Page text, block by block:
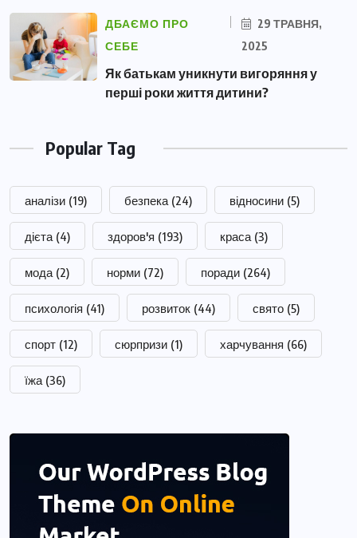
ДБАЄМО ПРО
СЕБЕ
29 ТРАВНЯ,
2025
Як батькам уникнути вигоряння у
перші роки життя дитини?
Popular Tag
аналізи (19) безпека (24) відносини (5)
дієта (4) здоров'я (193) краса (3)
мода (2) норми (72) поради (264)
психологія (41) розвиток (44) свято (5)
спорт (12) сюрпризи (1) харчування (66)
їжа (36)